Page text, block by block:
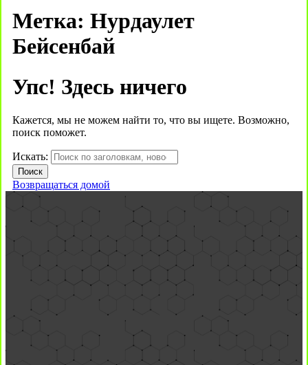
Метка: Нурдаулет
Бейсенбай
Упс! Здесь ничего
Кажется, мы не можем найти то, что вы ищете. Возможно,
поиск поможет.
Искать:
Возвращаться домой